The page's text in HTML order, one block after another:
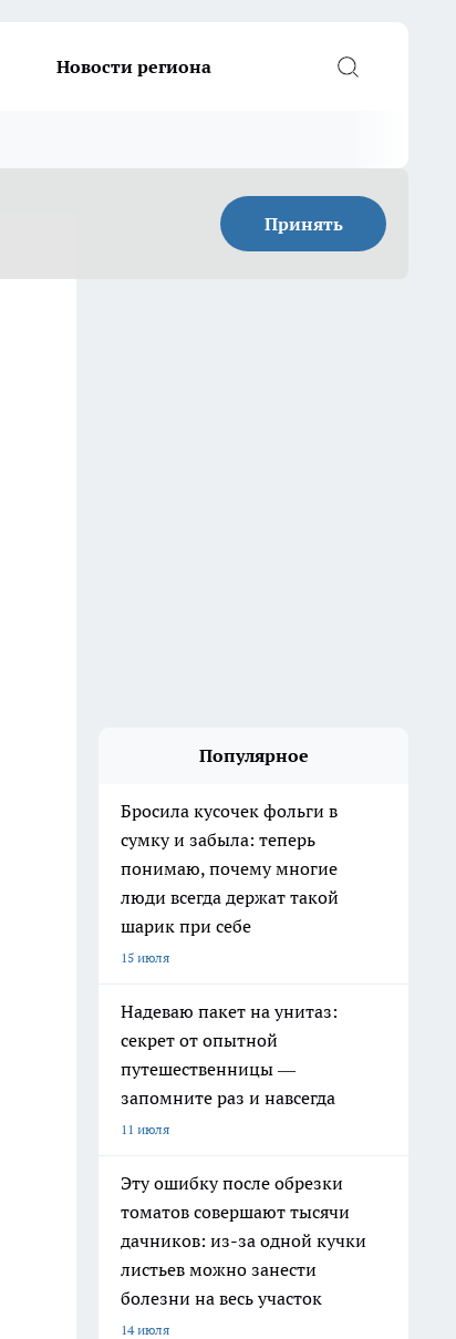
Новости региона
Принять
Популярное
Бросила кусочек фольги в
сумку и забыла: теперь
понимаю, почему многие
люди всегда держат такой
шарик при себе
15 июля
Надеваю пакет на унитаз:
секрет от опытной
путешественницы —
запомните раз и навсегда
11 июля
Эту ошибку после обрезки
томатов совершают тысячи
дачников: из-за одной кучки
листьев можно занести
болезни на весь участок
14 июля